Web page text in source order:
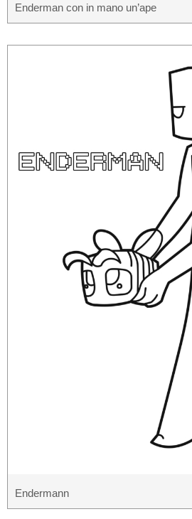
Enderman con in mano un’ape
Endermann